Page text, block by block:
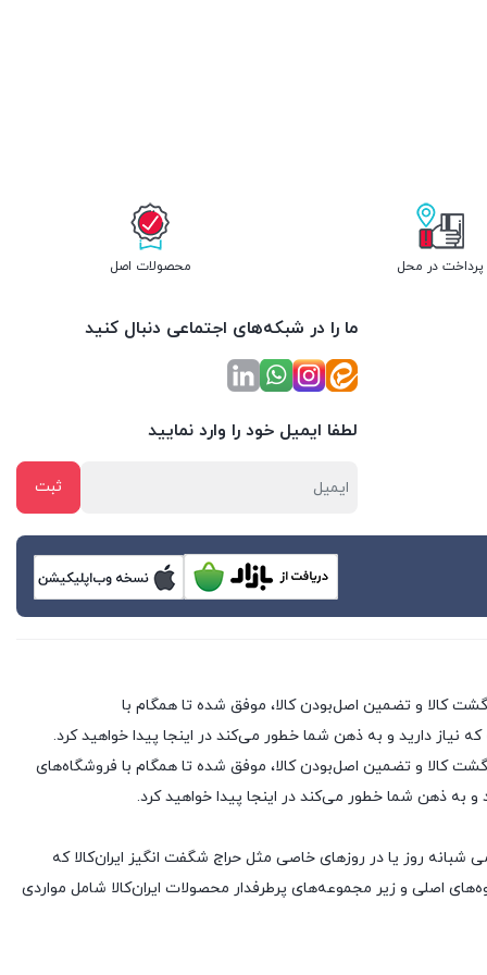
پرداخت در محل محصولات اصل
ما را در شبکه‌های اجتماعی دنبال کنید
لطفا ایمیل خود را وارد نمایید
نیاز دارید و به ذهن شما خطور می‌کند در اینجا پیدا خواهید کرد.
فروشگاه های اینترنتی با بیش از یک دهه تجربه، با پایبندی به سه اصل کلیدی، پرداخت در محل، ۷ روز ضمانت بازگشت کالا و تضمین اصل‌بودن کالا، موفق شده تا همگام با فروشگاه‌های
و به ذهن شما خطور می‌کند در اینجا پیدا خواهید کرد.
روز یا در روزهای خاصی مثل حراج شگفت انگیز ایران‌کالا که
اصلی و زیر مجموعه‌های پرطرفدار محصولات ایران‌کالا شامل مواردی